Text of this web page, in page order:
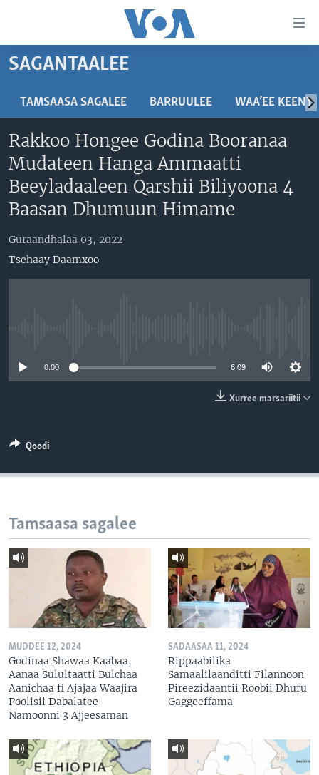
seenan
gabaasaatti
fuula
ijootti
deebi'i
Gara
barbaadduutti
ITOOPHIYAA|EERTIRAA
YUNAAYTID ISTEETS
ADDUNYAA
VIIDIYOO
VOA60 AFRIKAA
VOA60 AMEERIKAA
IBSA GULAALAA MOOTUMMAA YUNAAYTID ISTEETS
Learning English
SAGANTAALEE
TAMSAASA SAGALEE BARRUULEE WAA’EE KEENYA
Rakkoo Hongee Godina Booranaa
Mudateen Hanga Ammaatti
Beeyladaaleen Qarshii Biliyoona 4
Baasan Dhumuun Himame
Guraandhalaa 03, 2022
Tsehaay Daamxoo
0:00 6:09
Xurree marsariitii
Qoodi
Tamsaasa sagalee
MUDDEE 12, 2024
Godinaa Shawaa Kaabaa,
Aanaa Sulultaatti Bulchaa
Aanichaa fi Ajajaa Waajira
Poolisii Dabalatee
Namoonni 3 Ajjeesaman
SADAASAA 11, 2024
Rippaabilika
Samaalilaanditti Filannoon
Pireezidaantii Roobii Dhufu
Gaggeeffama